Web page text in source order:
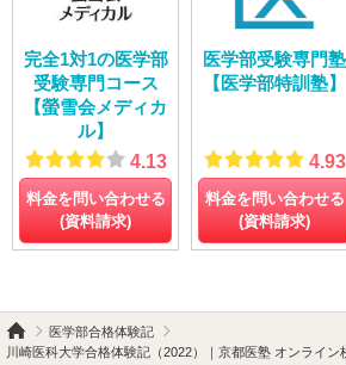
完全1対1の医学部
受験専門コース
【螢雪会メディカ
ル】
4.13
料金を問い合わせる
(資料請求)
医学部受験専門塾
【医学部特訓塾】
4.93
料金を問い合わせる
(資料請求)
医学部合格体験記
川崎医科大学合格体験記（2022）｜京都医塾 オンライン